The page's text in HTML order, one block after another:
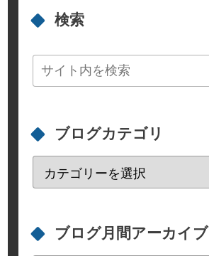
検索
ブログカテゴリ
ブログ月間アーカイブ